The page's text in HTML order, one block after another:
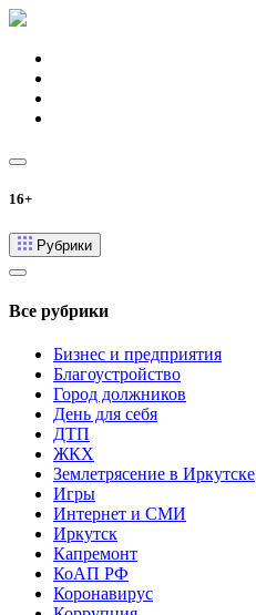
16+
Рубрики
Все рубрики
Бизнес и предприятия
Благоустройство
Город должников
День для себя
ДТП
ЖКХ
Землетрясение в Иркутске
Игры
Интернет и СМИ
Иркутск
Капремонт
КоАП РФ
Коронавирус